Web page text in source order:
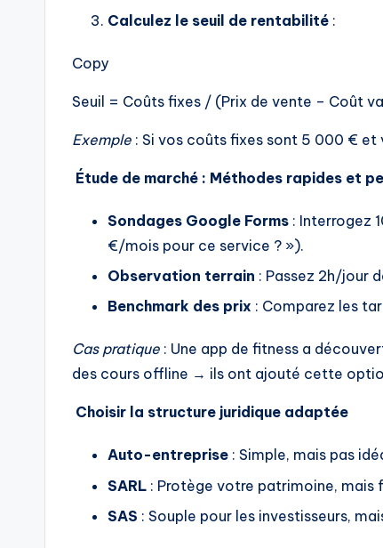
Calculez le seuil de rentabilité :
Copy
Seuil = Coûts fixes / (Prix de vente – Coût
Exemple : Si vos coûts fixes sont 5 000 €
Étude de marché : Méthodes rapides et
Sondages Google Forms : Interrogez
€/mois pour ce service ? »).
Observation terrain : Passez 2h/jour
Benchmark des prix : Comparez les
Cas pratique : Une app de fitness a
des cours offline → ils ont ajouté cette
Choisir la structure juridique adaptée
Auto-entreprise : Simple, mais pas
SARL : Protège votre patrimoine,
SAS : Souple pour les investisseurs,